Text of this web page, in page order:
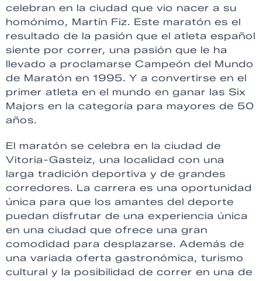
celebran en la ciudad que vio nacer a su
homónimo, Martín Fiz. Este maratón es el
resultado de la pasión que el atleta español
siente por correr, una pasión que le ha
llevado a proclamarse Campeón del Mundo
de Maratón en 1995. Y a convertirse en el
primer atleta en el mundo en ganar las Six
Majors en la categoría para mayores de 50
años.
El maratón se celebra en la ciudad de
Vitoria-Gasteiz, una localidad con una
larga tradición deportiva y de grandes
corredores. La carrera es una oportunidad
única para que los amantes del deporte
puedan disfrutar de una experiencia única
en una ciudad que ofrece una gran
comodidad para desplazarse. Además de
una variada oferta gastronómica, turismo
cultural y la posibilidad de correr en una de